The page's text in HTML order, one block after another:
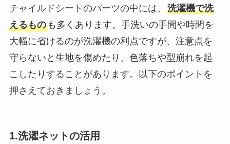
チャイルドシートのパーツの中には、 洗濯機で洗
えるものも多くあります。手洗いの手間や時間を
大幅に省けるのが洗濯機の利点ですが、注意点を
守らないと生地を傷めたり、色落ちや型崩れを起
こしたりすることがあります。以下のポイントを
押さえておきましょう。
1.洗濯ネットの活用